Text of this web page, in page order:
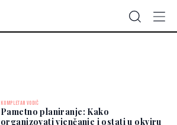
KOMPLETAN VODIČ
Pametno planiranje: Kako
organizovati vjenčanje i ostati u okviru